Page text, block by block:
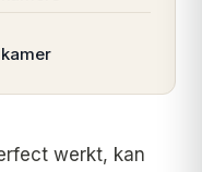
werkt, kan